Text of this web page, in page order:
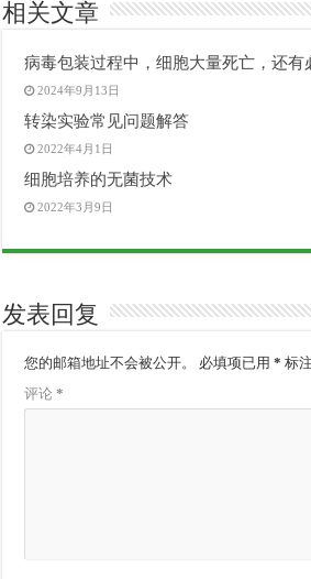
相关文章
病毒包装过程中，细胞大量死亡，还有
2024年9月13日
转染实验常见问题解答
2022年4月1日
细胞培养的无菌技术
2022年3月9日
发表回复
您的邮箱地址不会被公开。 必填项已用* 标注
评论*